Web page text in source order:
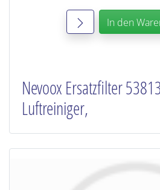
In den
Nevoox Ersatzfilter
Luftreiniger,